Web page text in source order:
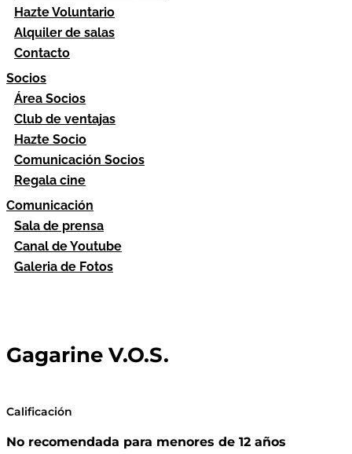
Hazte Voluntario
Alquiler de salas
Contacto
Socios
Área Socios
Club de ventajas
Hazte Socio
Comunicación Socios
Regala cine
Comunicación
Sala de prensa
Canal de Youtube
Galeria de Fotos
Gagarine V.O.S.
Calificación
No recomendada para menores de 12 años